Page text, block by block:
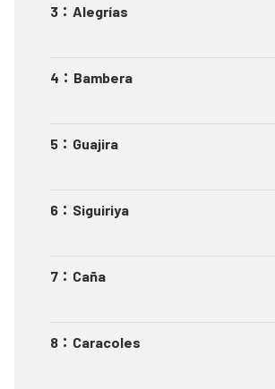
3 ： Alegrías
4 ： Bambera
5 ： Guajira
6 ： Siguiriya
7 ： Caña
8 ： Caracoles